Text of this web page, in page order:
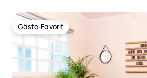
Gäste-Favorit
Gäste-Favorit